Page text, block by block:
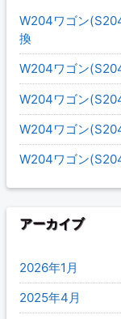
W204ワゴン
換
W204ワゴン
W204ワゴン
W204ワゴン
W204ワゴン
アーカイブ
2026年1月
2025年4月